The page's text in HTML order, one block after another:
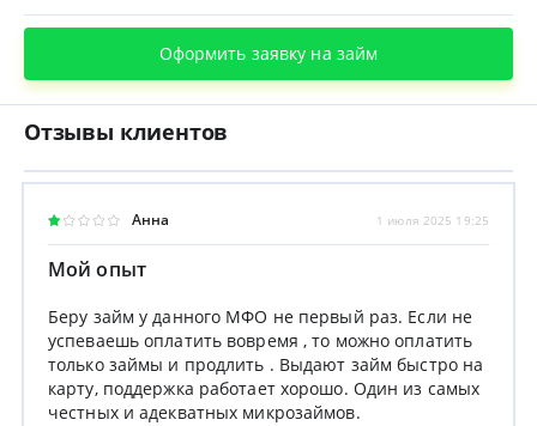
Оформить заявку на займ
Отзывы клиентов
Анна 1 июля 2025 19:25
Мой опыт
Беру займ у данного МФО не первый раз. Если не
успеваешь оплатить вовремя , то можно оплатить
только займы и продлить . Выдают займ быстро на
карту, поддержка работает хорошо. Один из самых
честных и адекватных микрозаймов.